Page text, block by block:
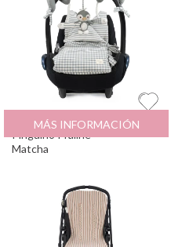
Espiral de Actividades
Pingüino Praliné
Matcha
30.9
MÁS INFORMACIÓN